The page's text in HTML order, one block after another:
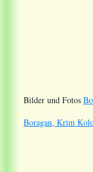
Bilder und Fotos
Boragan, Krim